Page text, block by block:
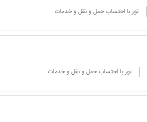
تور با احتساب حمل و نقل و خدمات
تور با احتساب حمل و نقل و خدمات